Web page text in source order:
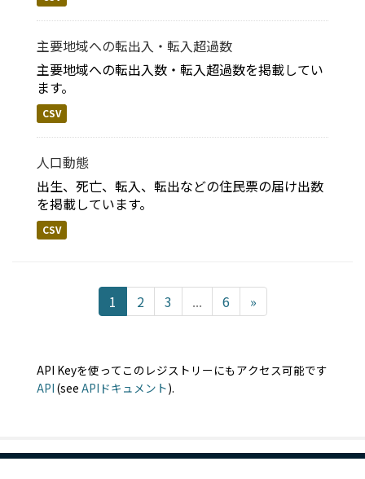
主要地域への転出入・転入超過数
主要地域への転出入数・転入超過数を掲載してい
ます。
CSV
人口動態
出生、死亡、転入、転出などの住民票の届け出数
を掲載しています。
CSV
1 2 3 ... 6 »
API Keyを使ってこのレジストリーにもアクセス可能です
API (see APIドキュメント).